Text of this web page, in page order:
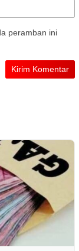
peramban ini